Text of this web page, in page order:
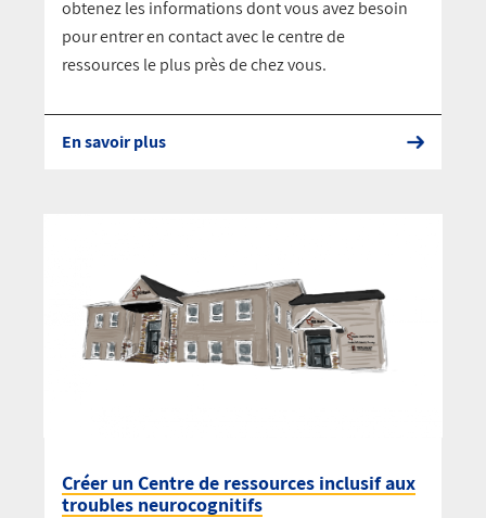
obtenez les informations dont vous avez besoin
pour entrer en contact avec le centre de
ressources le plus près de chez vous.
En savoir plus
Créer un Centre de ressources inclusif aux
troubles neurocognitifs